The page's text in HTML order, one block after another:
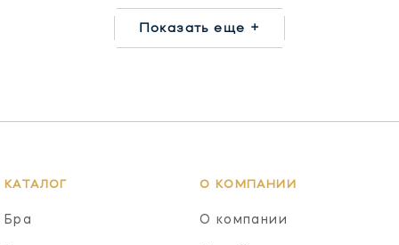
Показать еще +
КАТАЛОГ
Бра
О КОМПАНИИ
О компании